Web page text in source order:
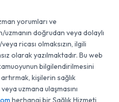
yorumları ve
doğrudan veya dolaylı
ricası olmaksızın, ilgili
olarak yazılmaktadır. Bu web
bilgilendirilmesini
kişilerin sağlık
uzmana ulaşmasını
herhangi bir Sağlık Hizmeti